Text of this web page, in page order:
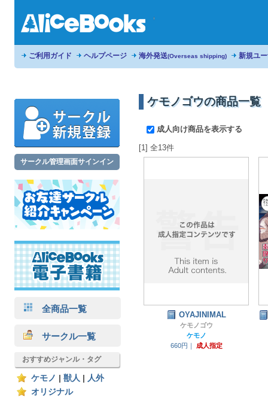
ご利用ガイド ヘルプページ 海外発送(Overseas shipping) 新規ユ
サークル管理画面サインイン
全商品一覧
サークル一覧
おすすめジャンル・タグ
ケモノ 獣人
人外
オリジナル
ケモノゴウの商品一覧
成人向け商品を表示する
[1] 全13件
OYAJINIMAL
ケモノゴウ
ケモノ
660円｜
成人指定